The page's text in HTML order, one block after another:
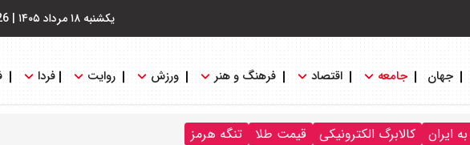
یکشنبه ۱۸ مرداد ۱۴۰۵ |
جهان جامعه اقتصاد فرهنگ و هنر ورزش روایت فردا
ایران کالابرگ الکترونیکی قیمت طلا تنگه هرمز